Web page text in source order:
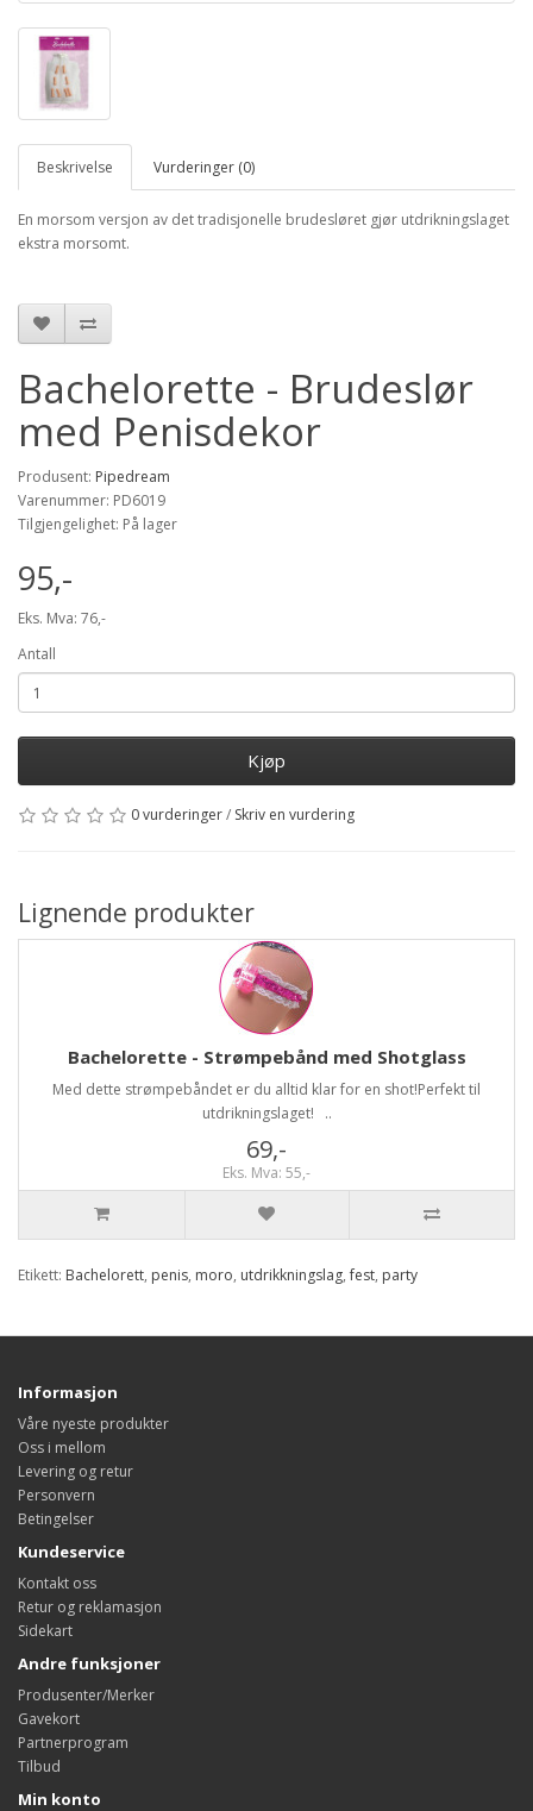
Beskrivelse Vurderinger (0)
En morsom versjon av det tradisjonelle brudesløret gjør utdrikningslaget
ekstra morsomt.
Bachelorette - Brudeslør
med Penisdekor
Produsent: Pipedream
Varenummer: PD6019
Tilgjengelighet: På lager
95,-
Eks. Mva: 76,-
Antall
Kjøp
0 vurderinger/ Skriv en vurdering
Lignende produkter
Bachelorette - Strømpebånd med Shotglass
Med dette strømpebåndet er du alltid klar for en shot!Perfekt til
utdrikningslaget! ..
69,-
Eks. Mva: 55,-
Etikett: Bachelorett, penis, moro, utdrikkningslag,fest, party
Informasjon
Våre nyeste produkter
Oss i mellom
Levering og retur
Personvern
Betingelser
Kundeservice
Kontakt oss
Retur og reklamasjon
Sidekart
Andre funksjoner
Produsenter/Merker
Gavekort
Partnerprogram
Tilbud
Min konto